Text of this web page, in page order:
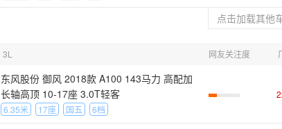
点击加载其他
3L 网友关注度
东风股份 御风 2018款 A100 143马力 高配加
长轴高顶 10-17座 3.0T轻客
6.35米 17座 国五 6档